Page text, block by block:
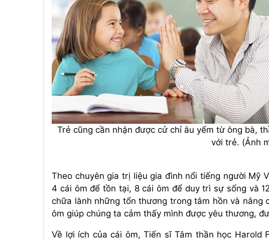
Trẻ cũng cần nhận được cử chỉ âu yếm từ ông bà,
với trẻ. (Ảnh
Theo chuyên gia trị liệu gia đình nổi tiếng người Mỹ
4 cái ôm để tồn tại, 8 cái ôm để duy trì sự sống và
chữa lành những tổn thương trong tâm hồn và nâng
ôm giúp chúng ta cảm thấy mình được yêu thương,
Về lợi ích của cái ôm, Tiến sĩ Tâm thần học Harold